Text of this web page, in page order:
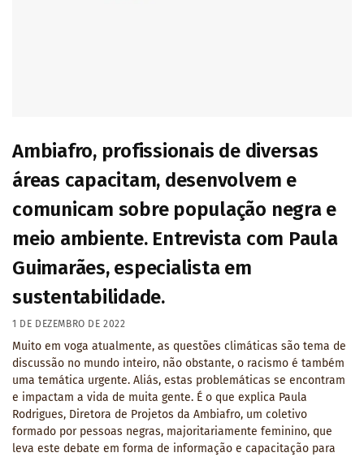
Ambiafro, profissionais de diversas
áreas capacitam, desenvolvem e
comunicam sobre população negra e
meio ambiente. Entrevista com Paula
Guimarães, especialista em
sustentabilidade.
1 DE DEZEMBRO DE 2022
Muito em voga atualmente, as questões climáticas são tema de
discussão no mundo inteiro, não obstante, o racismo é também
uma temática urgente. Aliás, estas problemáticas se encontram
e impactam a vida de muita gente. É o que explica Paula
Rodrigues, Diretora de Projetos da Ambiafro, um coletivo
formado por pessoas negras, majoritariamente feminino, que
leva este debate em forma de informação e capacitação para